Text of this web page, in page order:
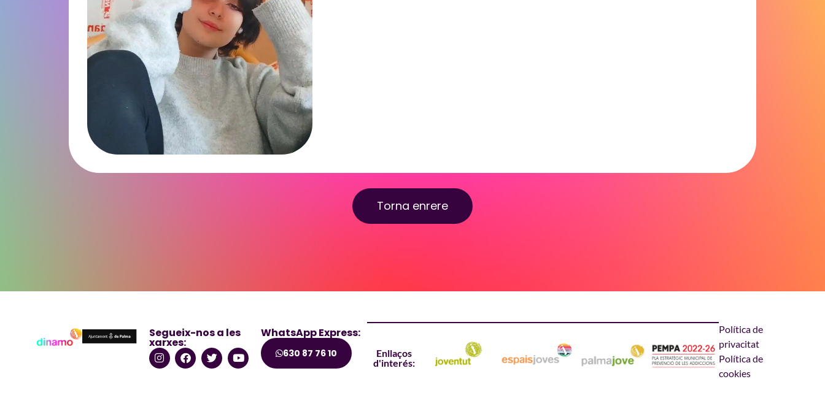
Torna enrere
Segueix-nos a les
xarxes:
WhatsApp Express:
630 87 76 10
Enllaços
d'interés:
Política de
privacitat
Política de
cookies